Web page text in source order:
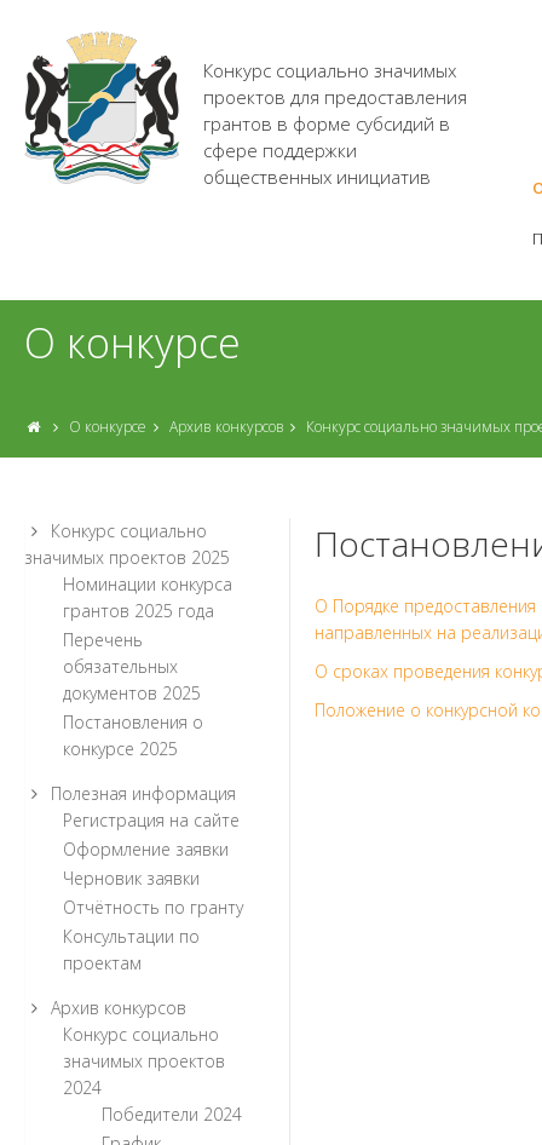
Конкурс социально значимых
проектов для предоставления
грантов в форме субсидий в
сфере поддержки
общественных инициатив
О конкурсе
О конкурсе Архив конкурсов Конкурс социально значимых
Конкурс социально
значимых проектов 2025
Номинации конкурса
грантов 2025 года
Перечень
обязательных
документов 2025
Постановления о
конкурсе 2025
Полезная информация
Регистрация на сайте
Оформление заявки
Черновик заявки
Отчётность по гранту
Консультации по
проектам
Архив конкурсов
Конкурс социально
значимых проектов
2024
Победители 2024
О Порядке
направленных на
О сроках проведения
Положение о конкурсной